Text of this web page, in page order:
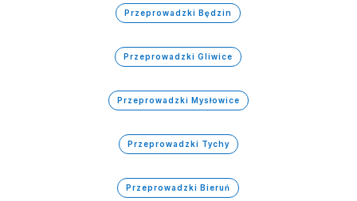
Przeprowadzki Będzin
Przeprowadzki Gliwice
Przeprowadzki Mysłowice
Przeprowadzki Tychy
Przeprowadzki Bieruń